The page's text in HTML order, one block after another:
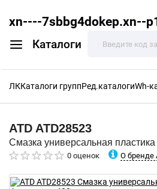
xn----7sbbg4dokep.xn--
Каталоги
ЛККаталоги группРед.каталогиWh-
ATD ATD28523
Смазка универсальная
0 оценок О бренде